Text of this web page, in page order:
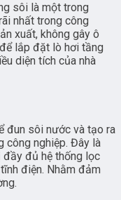
sôi là một trong
nhất trong công
xuất, không gây ô
lắp đặt lò hơi tầng
diện tích của nhà
đun sôi nước và tạo ra
công nghiệp. Đây là
đủ hệ thống lọc
điện. Nhằm đảm